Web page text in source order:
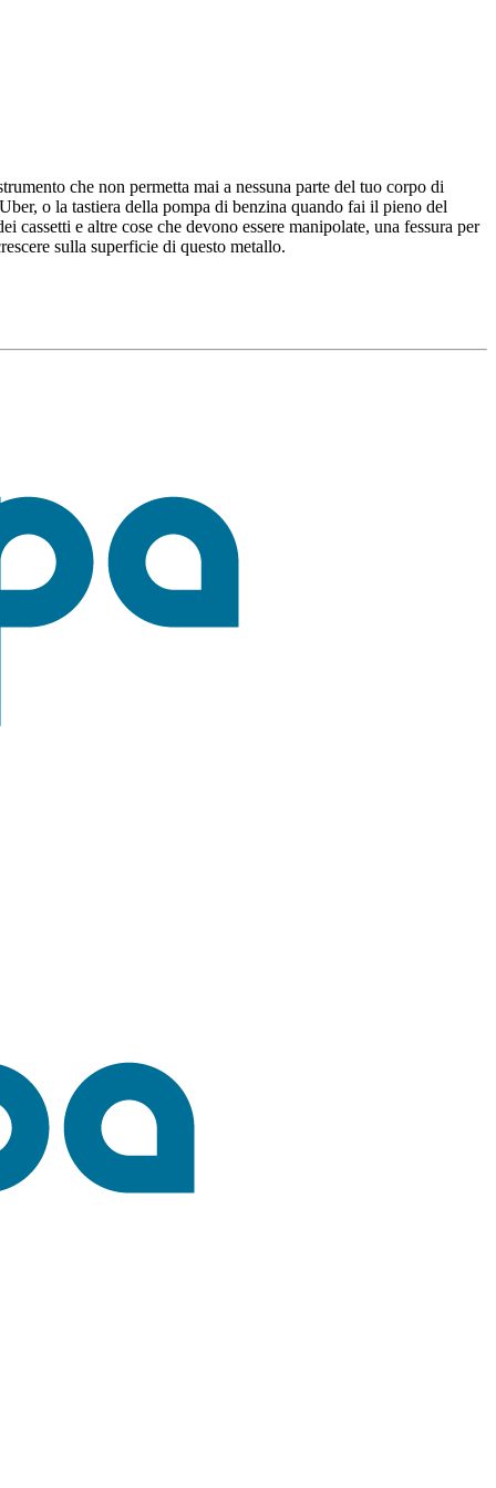
che non permetta mai a nessuna parte del tuo corpo di
o la tastiera della pompa di benzina quando fai il pieno del
e altre cose che devono essere manipolate, una fessura per
sulla superficie di questo metallo.